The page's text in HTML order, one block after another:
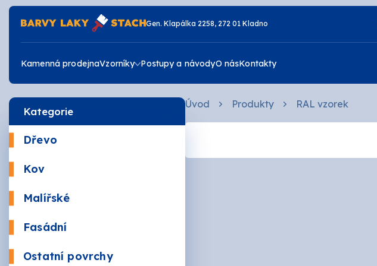
Gen. Klapálka 2258, 272 01 Kladno
Kamenná prodejnaVzorníky Postupy a návodyO násKontakty
Kategorie
Dřevo
Krycí
Kov
Malířské
Fasádní
Ostatní povrchy
Úvod Produkty RAL vzorek